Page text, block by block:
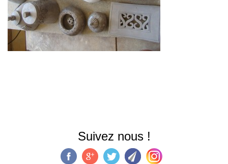
Suivez nous !